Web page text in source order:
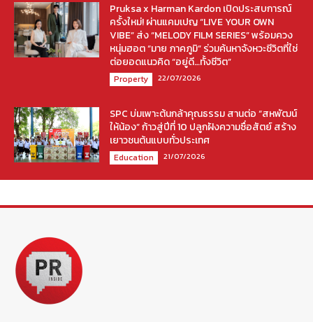
Pruksa x Harman Kardon เปิดประสบการณ์
ครั้งใหม่! ผ่านแคมเปญ “LIVE YOUR OWN
VIBE” ส่ง “MELODY FILM SERIES” พร้อมควง
หนุ่มฮอต “มาย ภาคภูมิ” ร่วมค้นหาจังหวะชีวิตที่ใช่
ต่อยอดแนวคิด “อยู่ดี…ทั้งชีวิต”
Property 22/07/2026
SPC บ่มเพาะต้นกล้าคุณธรรม สานต่อ “สหพัฒน์
ให้น้อง” ก้าวสู่ปีที่ 10 ปลูกฝังความซื่อสัตย์ สร้าง
เยาวชนต้นแบบทั่วประเทศ
Education 21/07/2026